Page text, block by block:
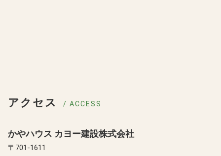
アクセス / ACCESS
かやハウス カヨー建設株式会社
〒701-1611